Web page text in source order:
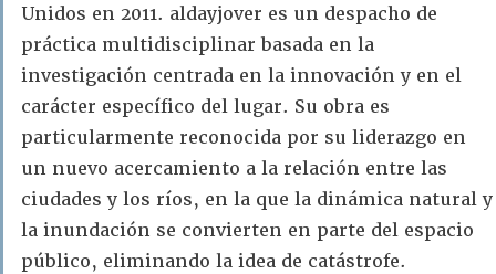
Unidos en 2011. aldayjover es un despacho de
práctica multidisciplinar basada en la
investigación centrada en la innovación y en el
carácter específico del lugar. Su obra es
particularmente reconocida por su liderazgo en
un nuevo acercamiento a la relación entre las
ciudades y los ríos, en la que la dinámica natural y
la inundación se convierten en parte del espacio
público, eliminando la idea de catástrofe.